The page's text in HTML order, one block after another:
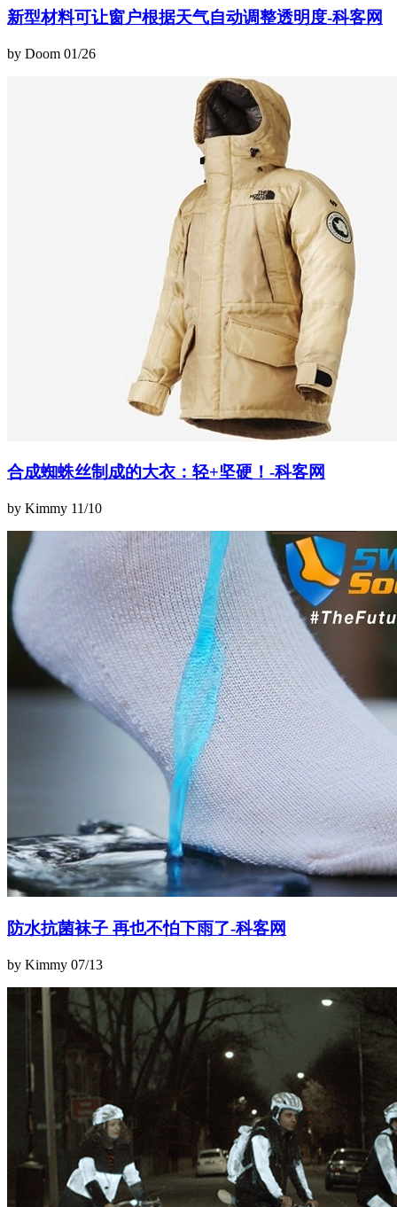
新型材料可让窗户根据天气自动调整透明度-科客网
by Doom 01/26
合成蜘蛛丝制成的大衣：轻+坚硬！-科客网
by Kimmy 11/10
防水抗菌袜子 再也不怕下雨了-科客网
by Kimmy 07/13